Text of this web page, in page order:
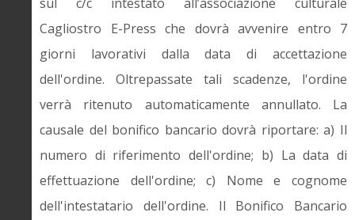
Cagliostro E-Press che dovrà avvenire entro 7
giorni lavorativi dalla data di accettazione
dell'ordine. Oltrepassate tali scadenze, l'ordine
verrà ritenuto automaticamente annullato. La
causale del bonifico bancario dovrà riportare: a) Il
numero di riferimento dell'ordine; b) La data di
effettuazione dell'ordine; c) Nome e cognome
dell'intestatario dell'ordine. Il Bonifico Bancario